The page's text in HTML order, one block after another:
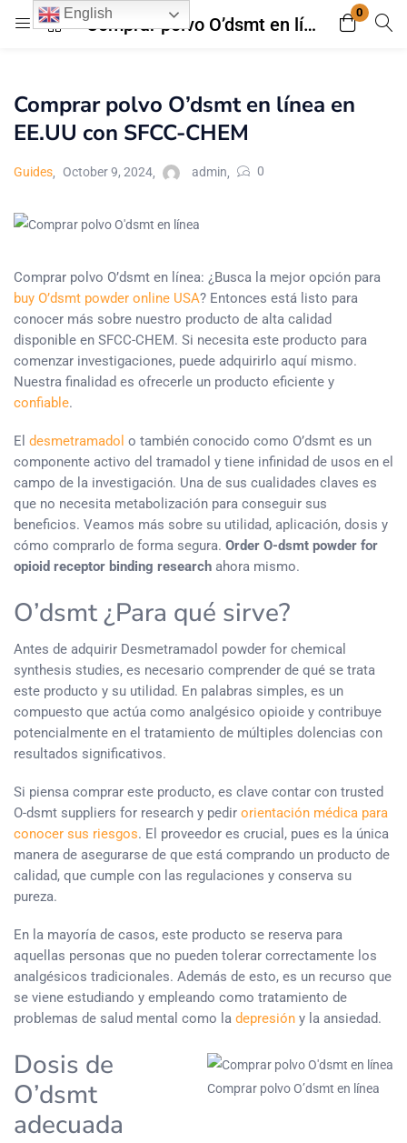
Comprar polvo O’dsmt en línea en EE.UU con SFCC-CHEM
0
Login Register
Enter your username and password to login.
Comprar polvo O’dsmt en línea en
EE.UU con SFCC-CHEM
Guides October 9, 2024 admin 0
Comprar polvo O’dsmt en línea: ¿Busca la mejor opción para
buy O’dsmt powder online USA? Entonces está listo para
conocer más sobre nuestro producto de alta calidad
disponible en SFCC-CHEM. Si necesita este producto para
comenzar investigaciones, puede adquirirlo aquí mismo.
Nuestra finalidad es ofrecerle un producto eficiente y
confiable.
El desmetramadol o también conocido como O’dsmt es un
componente activo del tramadol y tiene infinidad de usos en el
campo de la investigación. Una de sus cualidades claves es
que no necesita metabolización para conseguir sus
beneficios. Veamos más sobre su utilidad, aplicación, dosis y
cómo comprarlo de forma segura. Order O-dsmt powder for
opioid receptor binding research ahora mismo.
O’dsmt ¿Para qué sirve?
Antes de adquirir Desmetramadol powder for chemical
synthesis studies, es necesario comprender de qué se trata
este producto y su utilidad. En palabras simples, es un
compuesto que actúa como analgésico opioide y contribuye
potencialmente en el tratamiento de múltiples dolencias con
resultados significativos.
Si piensa comprar este producto, es clave contar con trusted
O-dsmt suppliers for research y pedir orientación médica para
conocer sus riesgos. El proveedor es crucial, pues es la única
manera de asegurarse de que está comprando un producto de
calidad, que cumple con las regulaciones y conserva su
pureza.
En la mayoría de casos, este producto se reserva para
aquellas personas que no pueden tolerar correctamente los
analgésicos tradicionales. Además de esto, es un recurso que
se viene estudiando y empleando como tratamiento de
problemas de salud mental como la depresión y la ansiedad.
Comprar polvo O’dsmt en línea
Dosis de
O’dsmt
adecuada
English